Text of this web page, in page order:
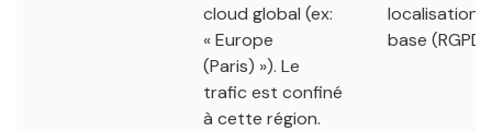
cloud global (ex:
« Europe
(Paris) »). Le
trafic est confiné
à cette région.
localisation
base (RGPD).